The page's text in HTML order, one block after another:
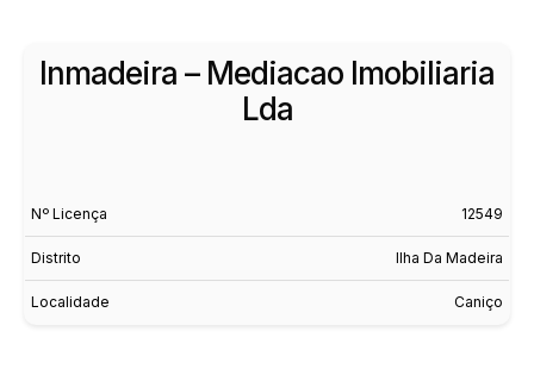
Inmadeira – Mediacao Imobiliaria
Lda
Nº Licença 12549
Distrito Ilha Da Madeira
Localidade Caniço